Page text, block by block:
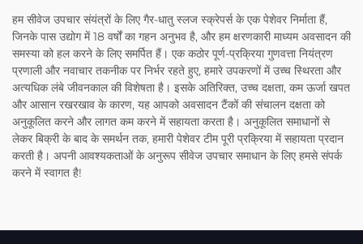
हम सीवेज उपचार संयंत्रों के लिए गैर-धातु स्लज स्क्रेपर्स के एक पेशेवर निर्माता हैं,
जिनके पास उद्योग में 18 वर्षों का गहन अनुभव है, और हम क्षरणकारी माध्यम अवसादन की
समस्या को हल करने के लिए समर्पित हैं। एक कठोर पूर्ण-प्रक्रिया गुणवत्ता नियंत्रण
प्रणाली और नवाचार तकनीक पर निर्भर रहते हुए, हमारे उपकरणों में उच्च स्थिरता और
अत्यधिक लंबे जीवनकाल की विशेषता है। इसके अतिरिक्त, उच्च दक्षता, कम ऊर्जा खपत
और आसान रखरखाव के कारण, यह आपको अवसादन टैंकों की संचालन दक्षता को
अनुकूलित करने और लागत कम करने में सहायता करता है। अनुकूलित समाधानों से
लेकर बिक्री के बाद के समर्थन तक, हमारी पेशेवर टीम पूरी प्रक्रिया में सहायता प्रदान
करती है। अपनी आवश्यकताओं के अनुरूप सीवेज उपचार समाधान के लिए हमसे संपर्क
करने में स्वागत है!